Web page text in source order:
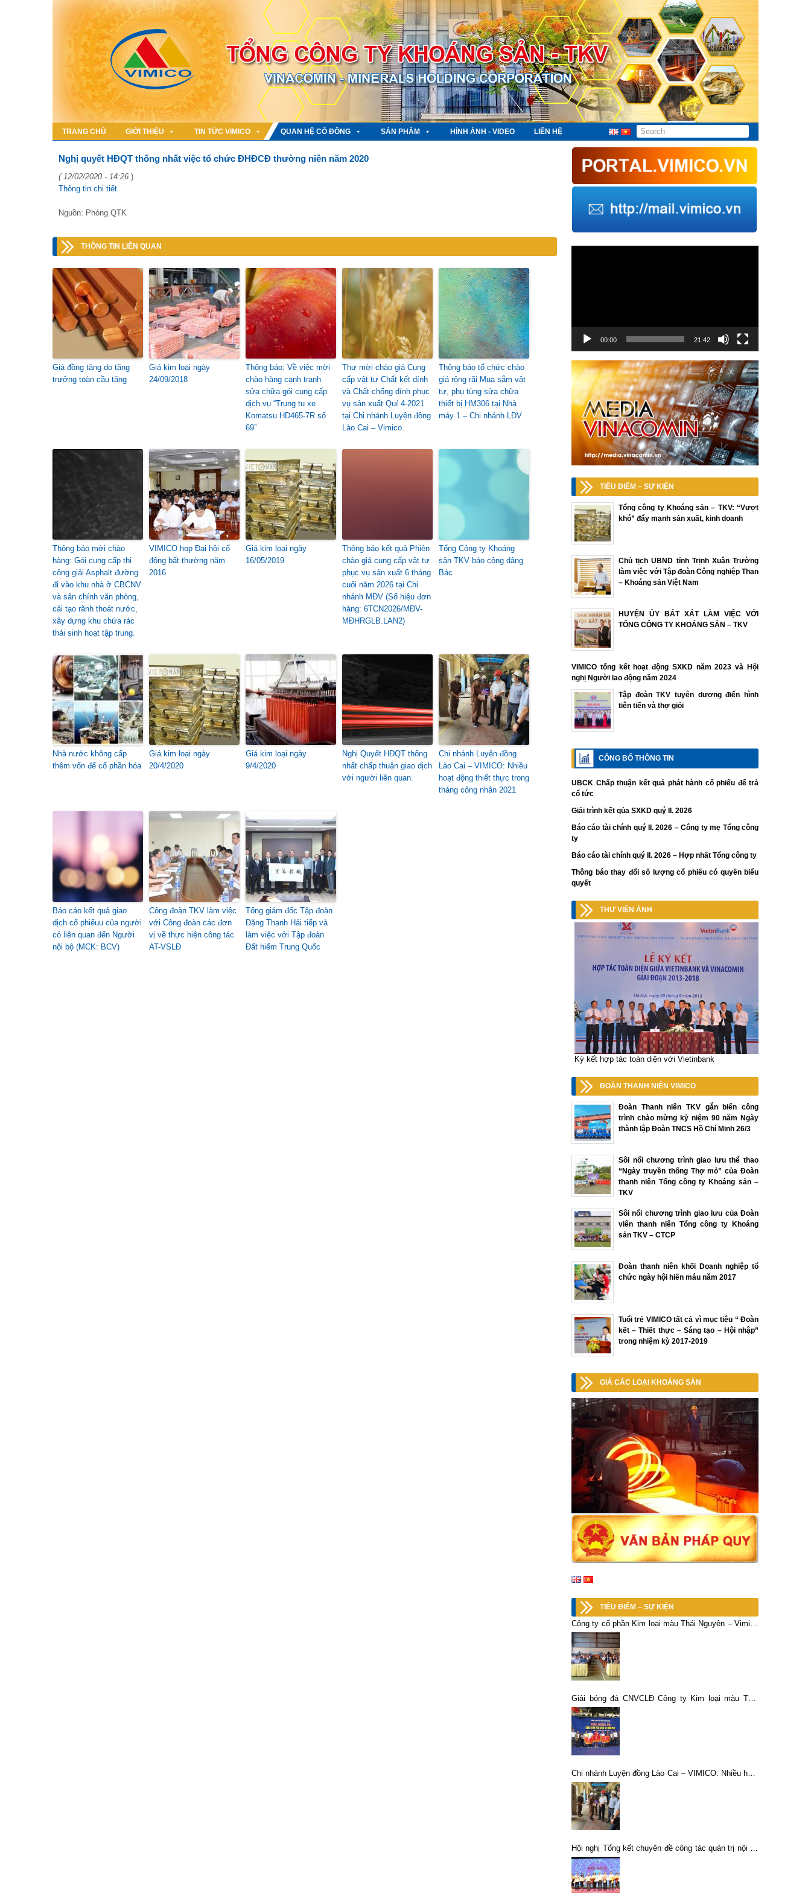
TRANG CHỦ GIỚI THIỆU TIN TỨC VIMICO QUAN HỆ CỔ ĐÔNG SẢN PHẨM HÌNH ẢNH - VIDEO LIÊN HỆ
Nghị quyết HĐQT thống nhất việc tổ chức ĐHĐCĐ thường niên năm 2020
( 12/02/2020 - 14:26 )
Thông tin chi tiết
Nguồn: Phòng QTK
THÔNG TIN LIÊN QUAN
Giá đồng tăng do tăng
trưởng toàn cầu tăng
Giá kim loại ngày
24/09/2018
Thông báo: Về việc mời
chào hàng cạnh tranh
sửa chữa gói cung cấp
dịch vụ “Trung tu xe
Komatsu HD465-7R số
69”
Thư mời chào giá Cung
cấp vật tư Chất kết dính
và Chất chống dính phục
vụ sản xuất Quí 4-2021
tại Chi nhánh Luyện đồng
Lào Cai – Vimico.
Thông báo tổ chức chào
giá rộng rãi Mua sắm vật
tư, phụ tùng sửa chữa
thiết bị HM306 tại Nhà
máy 1 – Chi nhánh LĐV
Thông báo mời chào
hàng: Gói cung cấp thi
công giải Asphalt đường
đi vào khu nhà ở CBCNV
và sân chính văn phòng,
cải tạo rãnh thoát nước,
xây dựng khu chứa rác
thải sinh hoạt tập trung.
VIMICO họp Đại hội cổ
đông bất thường năm
2016
Giá kim loại ngày
16/05/2019
Thông báo kết quả Phiên
chào giá cung cấp vật tư
phục vụ sản xuất 6 tháng
cuối năm 2026 tại Chi
nhánh MĐV (Số hiệu đơn
hàng: 6TCN2026/MĐV-
MĐHRGLB.LAN2)
Tổng Công ty Khoáng
sản TKV báo công dâng
Bác
Nhà nước không cấp
thêm vốn để cổ phần hóa
Giá kim loại ngày
20/4/2020
Giá kim loại ngày
9/4/2020
Nghị Quyết HĐQT thống
nhất chấp thuận giao dịch
với người liên quan.
Chi nhánh Luyện đồng
Lào Cai – VIMICO: Nhiều
hoạt động thiết thực trong
tháng công nhân 2021
Báo cáo kết quả giao
dịch cổ phiếuu của người
có liên quan đến Người
nội bộ (MCK: BCV)
Công đoàn TKV làm việc
với Công đoàn các đơn
vị về thực hiện công tác
AT-VSLĐ
Tổng giám đốc Tập đoàn
Đặng Thanh Hải tiếp và
làm việc với Tập đoàn
Đất hiếm Trung Quốc
00:00 21:42
TIÊU ĐIỂM – SỰ KIỆN
Tổng công ty Khoáng sản – TKV: “Vượt
khó” đẩy mạnh sản xuất, kinh doanh
Chủ tịch UBND tỉnh Trịnh Xuân Trường
làm việc với Tập đoàn Công nghiệp Than
– Khoáng sản Việt Nam
HUYỆN ỦY BÁT XÁT LÀM VIỆC VỚI
TỔNG CÔNG TY KHOÁNG SẢN – TKV
VIMICO tổng kết hoạt động SXKD năm 2023 và Hội
nghị Người lao động năm 2024
Tập đoàn TKV tuyên dương điển hình
tiên tiến và thợ giỏi
CÔNG BỐ THÔNG TIN
UBCK Chấp thuận kết quả phát hành cổ phiếu để trả
cổ tức
Giải trình kết qủa SXKD quý II. 2026
Báo cáo tài chính quý II. 2026 – Công ty mẹ Tổng công
ty
Báo cáo tài chính quý II. 2026 – Hợp nhất Tổng công ty
Thông báo thay đổi số lượng cổ phiếu có quyền biểu
quyết
THƯ VIỆN ẢNH
Ký kết hợp tác toàn diện với Vietinbank
ĐOÀN THANH NIÊN VIMICO
Đoàn Thanh niên TKV gắn biển công
trình chào mừng kỷ niệm 90 năm Ngày
thành lập Đoàn TNCS Hồ Chí Minh 26/3
Sôi nổi chương trình giao lưu thể thao
“Ngày truyền thống Thợ mỏ” của Đoàn
thanh niên Tổng công ty Khoáng sản –
TKV
Sôi nổi chương trình giao lưu của Đoàn
viên thanh niên Tổng công ty Khoáng
sản TKV – CTCP
Đoàn thanh niên khối Doanh nghiệp tổ
chức ngày hội hiến máu năm 2017
Tuổi trẻ VIMICO tất cả vì mục tiêu “ Đoàn
kết – Thiết thực – Sáng tạo – Hội nhập”
trong nhiệm kỳ 2017-2019
GIÁ CÁC LOẠI KHOÁNG SẢN
TIÊU ĐIỂM – SỰ KIỆN
Công ty cổ phần Kim loại màu Thái Nguyên – Vimico
tổ chức Hội nghị đối thoại định kỳ giữa người sử
dụng lao động và người lao động năm 2022.
Giải bóng đá CNVCLĐ Công ty Kim loại màu Thái
Nguyên năm 2013
Chi nhánh Luyện đồng Lào Cai – VIMICO: Nhiều hoạt
động thiết thực trong tháng công nhân 2021
Hội nghị Tổng kết chuyên đề công tác quản trị nội bộ
5 năm (2021 – 2025)